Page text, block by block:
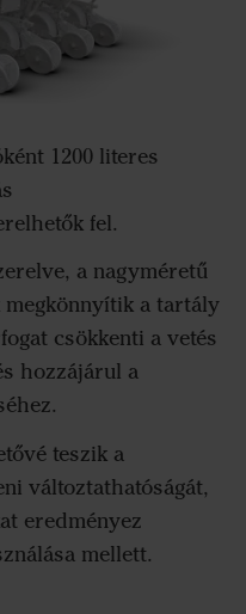
1200 literes
fel.
a nagyméretű
megkönnyítik a tartály
csökkenti a vetés
hozzájárul a
teszik a
változtathatóságát,
eredményez
mellett.